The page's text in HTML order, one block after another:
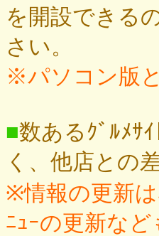
を開設できる
さい。
※パソコン版
■数あるｸﾞﾙﾒｻ
く、他店との
※情報の更新
ﾆｭｰの更新など